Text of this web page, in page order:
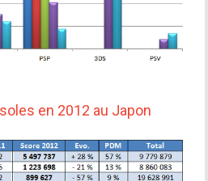
en 2012 au Japon